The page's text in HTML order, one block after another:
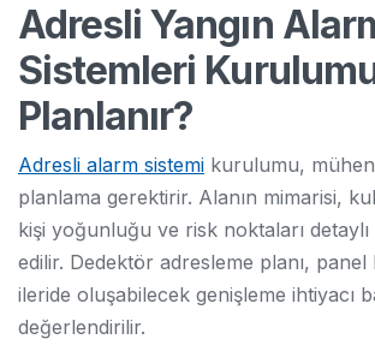
Adresli Yangın
Sistemleri
Planlanır?
Adresli alarm sistemi kurulumu,
planlama gerektirir. Alanın mimarisi,
kişi yoğunluğu ve risk noktaları detaylı
edilir. Dedektör adresleme planı, panel
ileride oluşabilecek genişleme ihtiyacı
değerlendirilir.